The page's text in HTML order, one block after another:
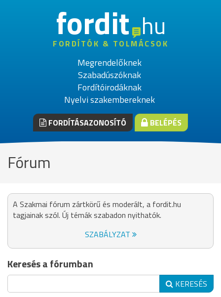
fordithu
FORDÍTÓK & TOLMÁCSOK
Megrendelőknek
Szabadúszóknak
Fordítóirodáknak
Nyelvi szakembereknek
FORDÍTÁSAZONOSÍTÓ BELÉPÉS
Fórum
A Szakmai fórum zártkörű és moderált, a fordit.hu
tagjainak szól. Új témák szabadon nyithatók.
SZABÁLYZAT
Keresés a fórumban
KERESÉS